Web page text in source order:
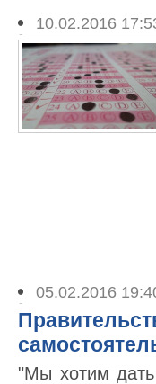
10.02.2016
05.02.2016
"Мы хотим дать